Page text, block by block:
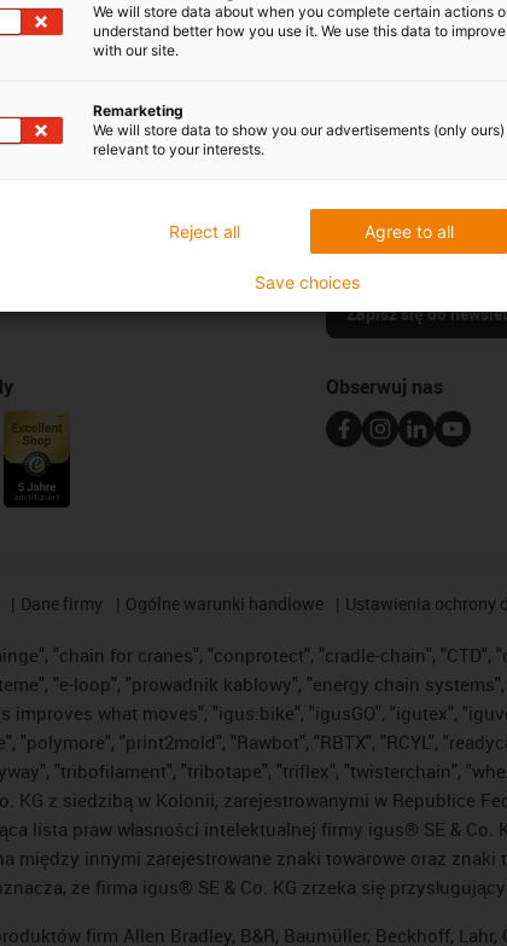
Bądź na bieżąco i
igus®.
Zapisz się do
Obserwuj nas
Dane firmy Ogólne warunki handlowe Ustawienia ochrony
"chain for cranes", "conprotect", "cradle-chain",
"e-loop", "prowadnik kablowy", "energy chain
what moves", "igus:bike", "igusGO", "igutex",
"print2mold", "Rawbot", "RBTX", "RCYL",
"tribofilament", "tribotape", "triflex", "twisterchain",
KG z siedzibą w Kolonii, zarejestrowanymi w Republice
lista praw własności intelektualnej firmy igus® SE &
między innymi zarejestrowane znaki towarowe oraz
że firma igus® SE & Co. KG zrzeka się
firm Allen Bradley, B&R, Baumüller, Beckhoff, Lahr,
We will store data about when you complete certain actions
understand better how you use it. We use this data to
with our site.
Remarketing
We will store data to show you our advertisements (only
relevant to your interests.
Agree to all
Reject all
Save choices